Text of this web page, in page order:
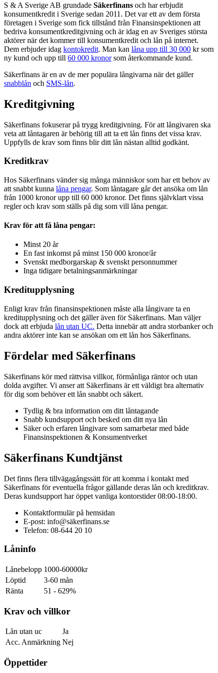
S & A Sverige AB grundade Säkerfinans och har erbjudit
konsumentkredit i Sverige sedan 2011. Det var ett av dem första
företagen i Sverige som fick tillstånd från Finansinspektionen att
bedriva konsumentkreditgivning och är idag en av Sveriges största
aktörer när det kommer till konsumentkredit och lån på internet.
Dem erbjuder idag kontokredit. Man kan låna upp till 30 000 kr som
ny kund och upp till 60 000 kronorsom återkommande kund.
Säkerfinans är en av de mer populära långivarna när det gäller
snabblån och SMS-lån.
Kreditgivning
Säkerfinans fokuserar på trygg kreditgivning. För att långivaren ska
veta att låntagaren är behörig till att ta ett lån finns det vissa krav.
Uppfylls de krav som finns blir ditt lån nästan alltid godkänt.
Kreditkrav
Hos Säkerfinans vänder sig många människor som har ett behov av
att snabbt kunna låna pengar. Som låntagare går det ansöka om lån
från 1000 kronor upp till 60 000 kronor. Det finns självklart vissa
regler och krav som ställs på dig som vill låna pengar.
Krav för att få låna pengar:
Minst 20 år
En fast inkomst på minst 150 000 kronor/år
Svenskt medborgarskap & svenskt personnummer
Inga tidigare betalningsanmärkningar
Kreditupplysning
Enligt krav från finansinspektionen måste alla långivare ta en
kreditupplysning och det gäller även för Säkerfinans. Man väljer
dock att erbjuda lån utan UC. Detta innebär att andra storbanker och
andra aktörer inte kan se ansökan om ett lån hos Säkerfinans.
Fördelar med Säkerfinans
Säkerfinans kör med rättvisa villkor, förmånliga räntor och utan
dolda avgifter. Vi anser att Säkerfinans är ett väldigt bra alternativ
för dig som behöver ett lån snabbt och säkert.
Tydlig & bra information om ditt låntagande
Snabb kundsupport och besked om ditt nya lån
Säker och erfaren långivare som samarbetar med både
Finansinspektionen & Konsumentverket
Säkerfinans Kundtjänst
Det finns flera tillvägagångssätt för att komma i kontakt med
Säkerfinans för eventuella frågor gällande deras lån och kreditkrav.
Deras kundsupport har öppet vanliga kontorstider 08:00-18:00.
Kontaktformulär på hemsidan
E-post: info@säkerfinans.se
Telefon: 08-644 20 10
Låninfo
Lånebelopp 1000-60000kr
Löptid
3-60 mån
Ränta
51 - 629%
Krav och villkor
Lån utan uc
Ja
Acc. Anmärkning Nej
Öppettider